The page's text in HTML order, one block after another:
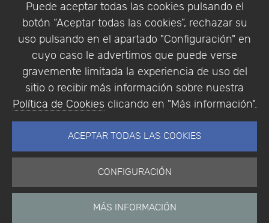
Puede aceptar todas las cookies pulsando el
botón “Aceptar todas las cookies”, rechazar su
uso pulsando en el apartado "Configuración" en
cuyo caso le advertimos que puede verse
gravemente limitada la experiencia de uso del
sitio o recibir más información sobre nuestra
Política de Cookies clicando en "Más información".
ACEPTAR TODAS LAS COOKIES
CONFIGURACIÓN
MÁS INFORMACIÓN
Empresa|Aviso Legal| Política de Privacidad |
Política de Cookies
© Copyright 1994 - 2026. Addlink Software
Científico, S.L.
Portugal.